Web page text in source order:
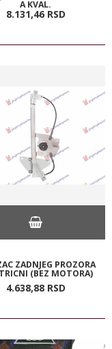
A KVAL.
8.131,46 RSD
ZADNJEG PROZORA
(BEZ MOTORA)
4.638,88 RSD